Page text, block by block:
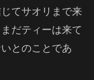
てサオリまで来
だティーは来て
とのことであ